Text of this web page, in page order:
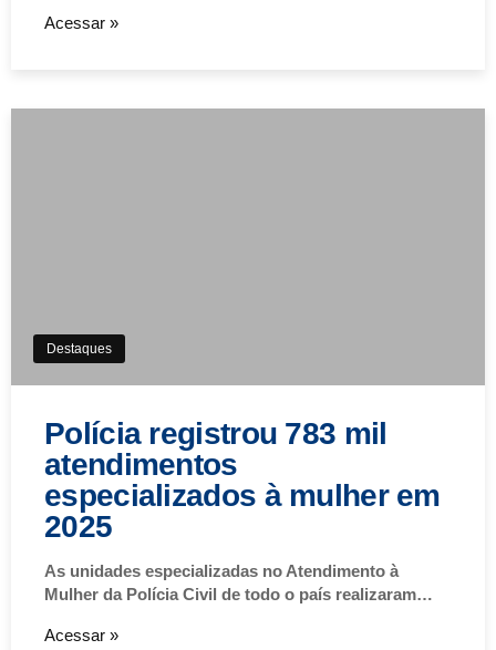
Acessar »
Destaques
Polícia registrou 783 mil
atendimentos
especializados à mulher em
2025
As unidades especializadas no Atendimento à
Mulher da Polícia Civil de todo o país realizaram…
Acessar »